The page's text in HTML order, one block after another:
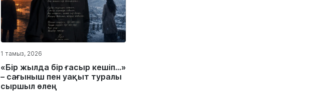
1 тамыз, 2026
«Бір жылда бір ғасыр кешіп…»
– сағыныш пен уақыт туралы
сыршыл өлең